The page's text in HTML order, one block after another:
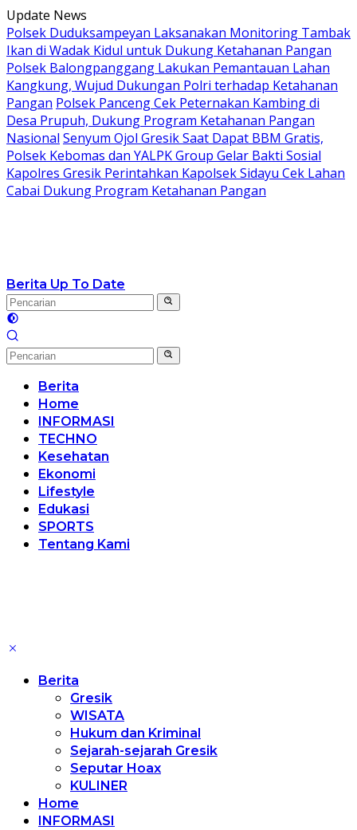
Langsung
ke
konten
Update News
Polsek Duduksampeyan Laksanakan Monitoring Tambak
Ikan di Wadak Kidul untuk Dukung Ketahanan Pangan
Polsek Balongpanggang Lakukan Pemantauan Lahan
Kangkung, Wujud Dukungan Polri terhadap Ketahanan
Pangan Polsek Panceng Cek Peternakan Kambing di
Desa Prupuh, Dukung Program Ketahanan Pangan
Nasional Senyum Ojol Gresik Saat Dapat BBM Gratis,
Polsek Kebomas dan YALPK Group Gelar Bakti Sosial
Kapolres Gresik Perintahkan Kapolsek Sidayu Cek Lahan
Cabai Dukung Program Ketahanan Pangan
Berita Up To Date
Berita
Home
INFORMASI
TECHNO
Kesehatan
Ekonomi
Lifestyle
Edukasi
SPORTS
Tentang Kami
Berita
Gresik
WISATA
Hukum dan Kriminal
Sejarah-sejarah Gresik
Seputar Hoax
KULINER
Home
INFORMASI